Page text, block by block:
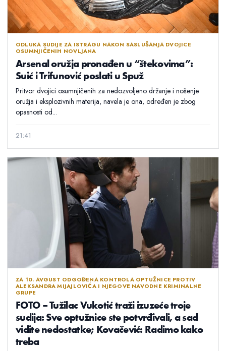
ODLUKA SUDIJE ZA ISTRAGU NAKON SASLUŠANJA DVOJICE
OSUMNJIČENIH NOVLJANA
Arsenal oružja pronađen u “štekovima”:
Suić i Trifunović poslati u Spuž
Pritvor dvojici osumnjičenih za nedozvoljeno držanje i nošenje
oružja i eksplozivnih materija, navela je ona, određen je zbog
opasnosti od...
21:41
ZA 10. AVGUST ODGOĐENA KONTROLA OPTUŽNICE PROTIV
ALEKSANDRA MIJAJLOVIĆA I NJEGOVE NAVODNE KRIMINALNE
GRUPE
FOTO – Tužilac Vukotić traži izuzeće troje
sudija: Sve optužnice ste potvrđivali, a sad
vidite nedostatke; Kovačević: Radimo kako
treba